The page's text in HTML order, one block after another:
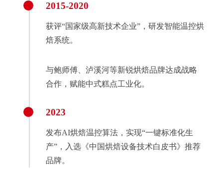
2015-2020
获评“国家级高新技术企业”，研发智能温控烘
焙系统。
与鲍师傅、泸溪河等新锐烘焙品牌达成战略
合作，赋能中式糕点工业化。
2023
发布AI烘焙温控算法，实现“一键标准化生
产”，入选《中国烘焙设备技术白皮书》推荐
品牌。